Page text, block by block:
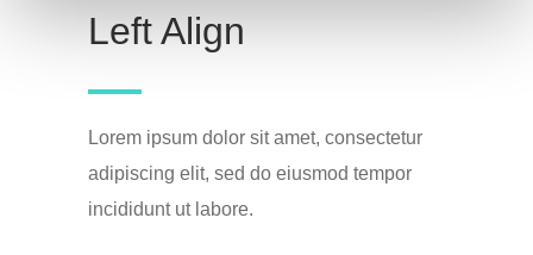
Left Align
Lorem ipsum dolor sit amet, consectetur
adipiscing elit, sed do eiusmod tempor
incididunt ut labore.